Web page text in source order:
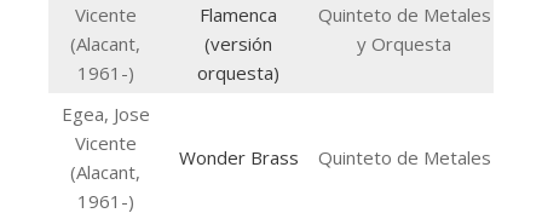
Vicente
(Alacant,
1961-)
Flamenca
(versión
orquesta)
Quinteto de Metales
y Orquesta
Egea, Jose
Vicente
(Alacant,
1961-)
Wonder Brass Quinteto de Metales